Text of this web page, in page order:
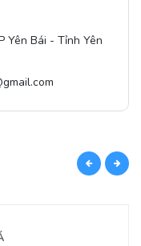
Yên Bái - Tỉnh Yên